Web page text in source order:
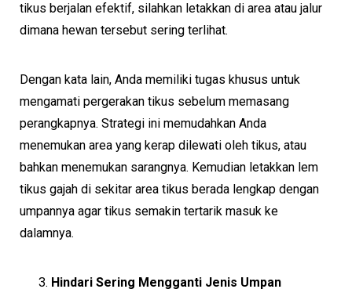
tikus berjalan efektif, silahkan letakkan di area atau jalur
dimana hewan tersebut sering terlihat.
Dengan kata lain, Anda memiliki tugas khusus untuk
mengamati pergerakan tikus sebelum memasang
perangkapnya. Strategi ini memudahkan Anda
menemukan area yang kerap dilewati oleh tikus, atau
bahkan menemukan sarangnya. Kemudian letakkan lem
tikus gajah di sekitar area tikus berada lengkap dengan
umpannya agar tikus semakin tertarik masuk ke
dalamnya.
Hindari Sering Mengganti Jenis Umpan